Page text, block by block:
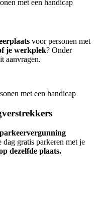
voor personen met
je werkplek? Onder
aanvragen.
parkeervergunning
dag gratis parkeren met je
dezelfde plaats.